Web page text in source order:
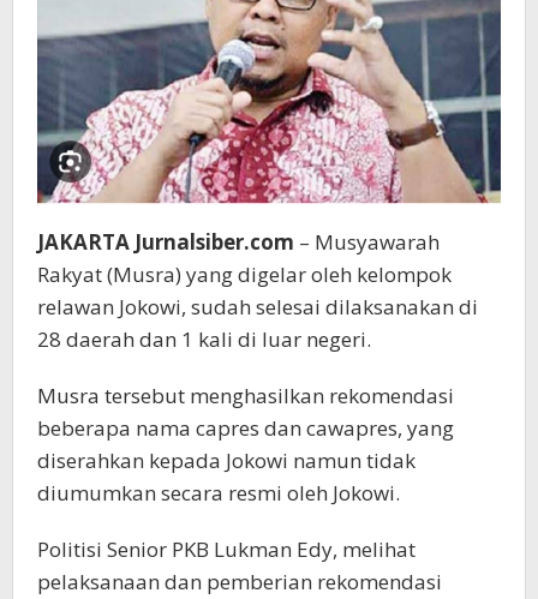
JAKARTA Jurnalsiber.com – Musyawarah
Rakyat (Musra) yang digelar oleh kelompok
relawan Jokowi, sudah selesai dilaksanakan di
28 daerah dan 1 kali di luar negeri.
Musra tersebut menghasilkan rekomendasi
beberapa nama capres dan cawapres, yang
diserahkan kepada Jokowi namun tidak
diumumkan secara resmi oleh Jokowi.
Politisi Senior PKB Lukman Edy, melihat
pelaksanaan dan pemberian rekomendasi